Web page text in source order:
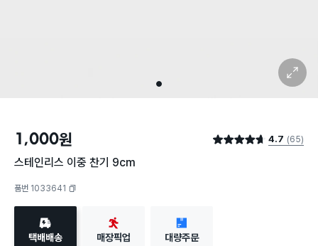
1
확대 보기
1,000원 별점 4.7점 4.7 (65)
스테인리스 이중 찬기 9cm
품번 1033641
택배배송 매장픽업 대량주문